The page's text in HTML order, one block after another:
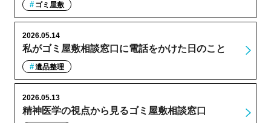
ゴミ屋敷
私がゴミ屋敷相談窓口に電話をかけた日のこと
2026.05.14
遺品整理
精神医学の視点から見るゴミ屋敷相談窓口
2026.05.13